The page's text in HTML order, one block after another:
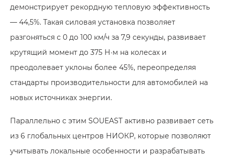
демонстрирует рекордную тепловую эффективность
— 44,5%. Такая силовая установка позволяет
разгоняться с 0 до 100 км/ч за 7,9 секунды, развивает
крутящий момент до 375 Н·м на колесах и
преодолевает уклоны более 45%, переопределяя
стандарты производительности для автомобилей на
новых источниках энергии.
Параллельно с этим SOUEAST активно развивает сеть
из 6 глобальных центров НИОКР, которые позволяют
учитывать локальные особенности и разрабатывать